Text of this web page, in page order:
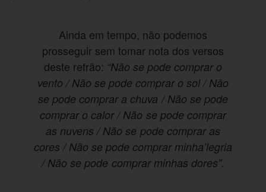
Ainda em tempo, não podemos
prosseguir sem tomar nota dos versos
deste refrão: “Não se pode comprar o
vento / Não se pode comprar o sol / Não
se pode comprar a chuva / Não se pode
comprar o calor / Não se pode comprar
as nuvens / Não se pode comprar as
cores / Não se pode comprar minha’legria
/ Não se pode comprar minhas dores”.